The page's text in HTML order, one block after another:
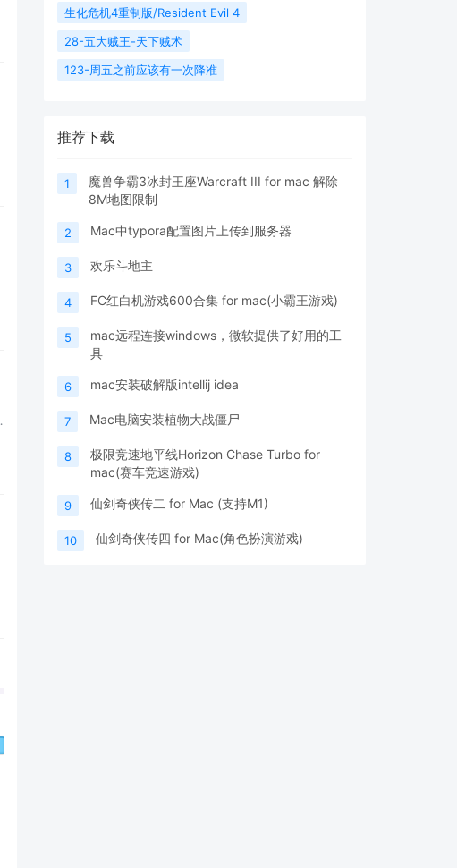
生化危机4重制版/Resident Evil 4
28-五大贼王-天下贼术
123-周五之前应该有一次降准
推荐下载
1
魔兽争霸3冰封王座Warcraft III for mac 解除
8M地图限制
2 Mac中typora配置图片上传到服务器
3 欢乐斗地主
4 FC红白机游戏600合集 for mac(小霸王游戏)
5
mac远程连接windows，微软提供了好用的工
具
6 mac安装破解版intellij idea
7 Mac电脑安装植物大战僵尸
8
极限竞速地平线Horizon Chase Turbo for
mac(赛车竞速游戏)
9 仙剑奇侠传二 for Mac (支持M1)
10 仙剑奇侠传四 for Mac(角色扮演游戏)